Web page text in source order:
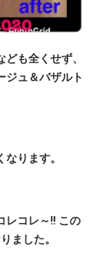
も全くせず、
ジュ＆バザルト
ります。
レコレ～!! この
ました。